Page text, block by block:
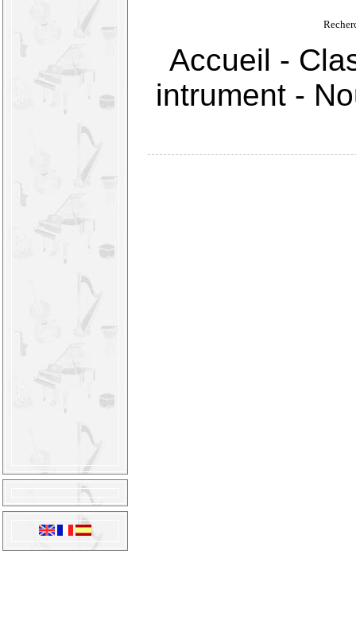
Accueil -
intrument-